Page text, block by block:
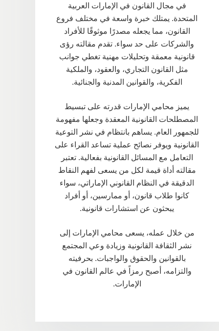
في مجال القانون في الإمارات العربية
المتحدة. يمتلك خبرة واسعة في مختلف فروع
القانون، مما يجعله مصدرًا موثوقًا للأفراد
والشركات على حد سواء. تقدم مقالته رؤى
قانونية معمقة وتحليلات مهنية تغطي جوانب
مثل القانون التجاري، والعقود، والملكية
الفكرية، والقوانين المدنية والجنائية.
يميز محامي الإمارات قدرته على تبسيط
المصطلحات القانونية المعقدة وجعلها مفهومة
للجمهور العام. يساهم بانتظام في نشر التوعية
القانونية ويوفر نصائح عملية تساعد القراء على
التعامل مع المسائل القانونية بفعالية. تعتبر
مقالته أداة قيمة لكل من يسعى لفهم النقاط
الدقيقة في النظام القانوني الإماراتي، سواء
كانوا طلاب قانون، أو ممارسين، أو أفراد
يبحثون عن استشارات قانونية.
من خلال عمله، يسعى محامي الإمارات إلى
نشر الثقافة القانونية وزيادة وعي المجتمع
بالقوانين والحقوق والواجبات. بحرفيته
والتزامه، أصبح رمزاً في عالم القانون في
الإمارات.